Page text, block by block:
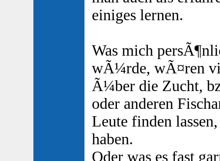
einiges lernen.
Was mich
wÃ¼rde, wÃ¤ren
Ã¼ber die Zucht,
oder anderen
Leute finden
haben.
Oder was es fast